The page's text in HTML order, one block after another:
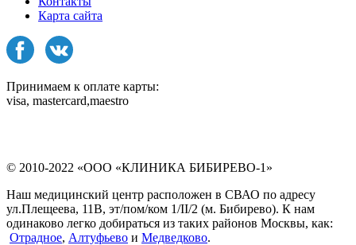
Карта сайта
Принимаем к оплате карты:
visa, mastercard,maestro
© 2010-2022 «ООО «КЛИНИКА БИБИРЕВО-1»
Наш медицинский центр расположен в СВАО по адресу
ул.Плещеева, 11В, эт/пом/ком 1/II/2 (м. Бибирево). К нам
одинаково легко добираться из таких районов Москвы, как:
Отрадное, Алтуфьево и Медведково.